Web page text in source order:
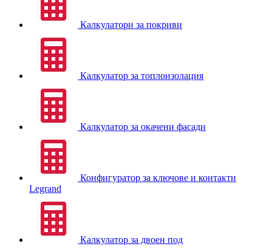
Калкулатори за покриви
Калкулатор за топлоизолация
Калкулатор за окачени фасади
Конфигуратор за ключове и контакти
Legrand
Калкулатор за двоен под